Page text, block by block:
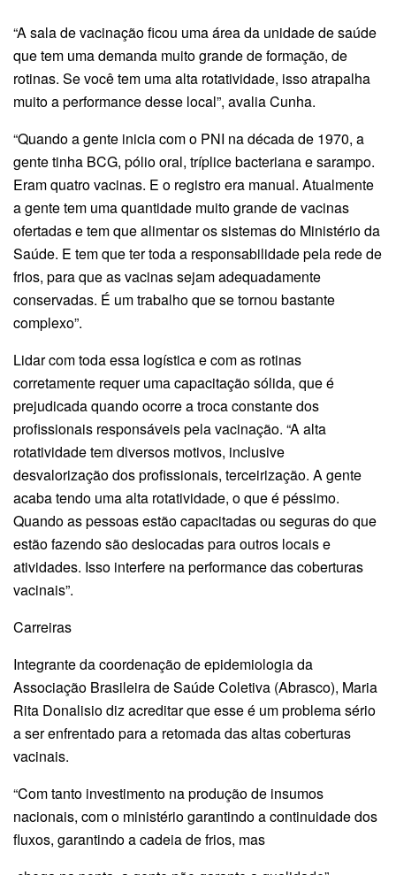
“A sala de vacinação ficou uma área da unidade de saúde
que tem uma demanda muito grande de formação, de
rotinas. Se você tem uma alta rotatividade, isso atrapalha
muito a performance desse local”, avalia Cunha.
“Quando a gente inicia com o PNI na década de 1970, a
gente tinha BCG, pólio oral, tríplice bacteriana e sarampo.
Eram quatro vacinas. E o registro era manual. Atualmente
a gente tem uma quantidade muito grande de vacinas
ofertadas e tem que alimentar os sistemas do Ministério da
Saúde. E tem que ter toda a responsabilidade pela rede de
frios, para que as vacinas sejam adequadamente
conservadas. É um trabalho que se tornou bastante
complexo”.
Lidar com toda essa logística e com as rotinas
corretamente requer uma capacitação sólida, que é
prejudicada quando ocorre a troca constante dos
profissionais responsáveis pela vacinação. “A alta
rotatividade tem diversos motivos, inclusive
desvalorização dos profissionais, terceirização. A gente
acaba tendo uma alta rotatividade, o que é péssimo.
Quando as pessoas estão capacitadas ou seguras do que
estão fazendo são deslocadas para outros locais e
atividades. Isso interfere na performance das coberturas
vacinais”.
Carreiras
Integrante da coordenação de epidemiologia da
Associação Brasileira de Saúde Coletiva (Abrasco), Maria
Rita Donalisio diz acreditar que esse é um problema sério
a ser enfrentado para a retomada das altas coberturas
vacinais.
“Com tanto investimento na produção de insumos
nacionais, com o ministério garantindo a continuidade dos
fluxos, garantindo a cadeia de frios, mas